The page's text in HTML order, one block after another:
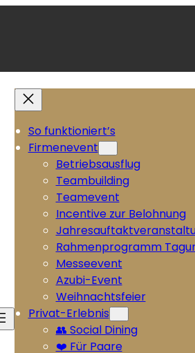
So funktioniert’s
Firmenevent
Betriebsausflug
Teambuilding
Teamevent
Incentive zur Belohnung
Rahmenprogramm
Messeevent
Azubi-Event
Weihnachtsfeier
Privat-Erlebnis
👥 Social Dining
❤️ Für Paare